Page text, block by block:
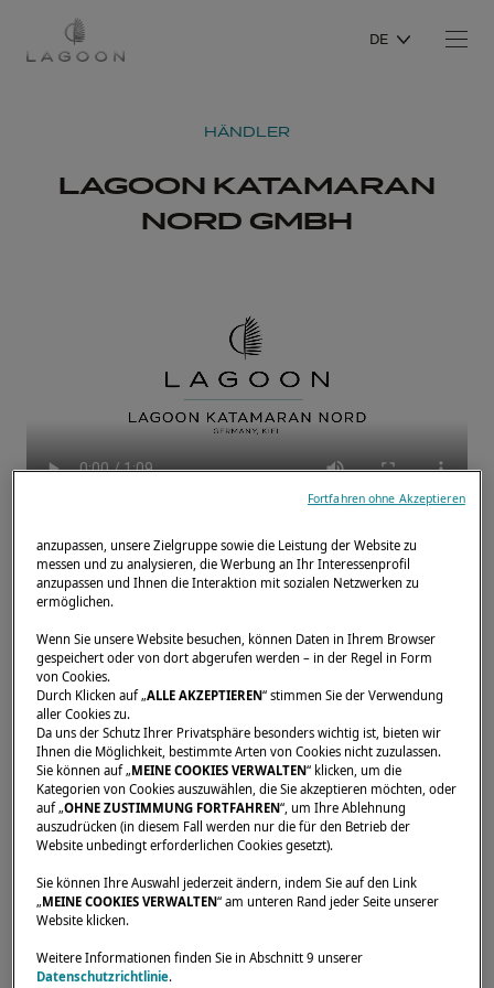
DE
HÄNDLER
LAGOON KATAMARAN
NORD GMBH
Startseite
anzupassen, unsere Zielgruppe sowie die Leistung der Website zu
messen und zu analysieren, die Werbung an Ihr Interessenprofil
anzupassen und Ihnen die Interaktion mit sozialen Netzwerken zu
ermöglichen.
Wenn Sie unsere Website besuchen, können Daten in Ihrem Browser
gespeichert oder von dort abgerufen werden – in der Regel in Form
von Cookies.
Durch Klicken auf „ALLE AKZEPTIEREN“ stimmen Sie der Verwendung
aller Cookies zu.
Da uns der Schutz Ihrer Privatsphäre besonders wichtig ist, bieten wir
Ihnen die Möglichkeit, bestimmte Arten von Cookies nicht zuzulassen.
Sie können auf „MEINE COOKIES VERWALTEN“ klicken, um die
Kategorien von Cookies auszuwählen, die Sie akzeptieren möchten, oder
auf „OHNE ZUSTIMMUNG FORTFAHREN“, um Ihre Ablehnung
auszudrücken (in diesem Fall werden nur die für den Betrieb der
Website unbedingt erforderlichen Cookies gesetzt).
Sie können Ihre Auswahl jederzeit ändern, indem Sie auf den Link
„MEINE COOKIES VERWALTEN“ am unteren Rand jeder Seite unserer
Website klicken.
Weitere Informationen finden Sie in Abschnitt 9 unserer
Datenschutzrichtlinie.
Fortfahren ohne Akzeptieren